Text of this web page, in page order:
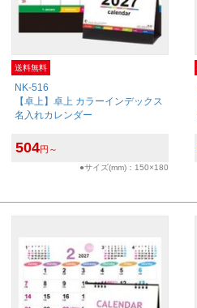
送料無料
NK-516
【卓上】卓上 カラーインデックス
名入れカレンダー
504円～
●サイズ(mm)：150×180